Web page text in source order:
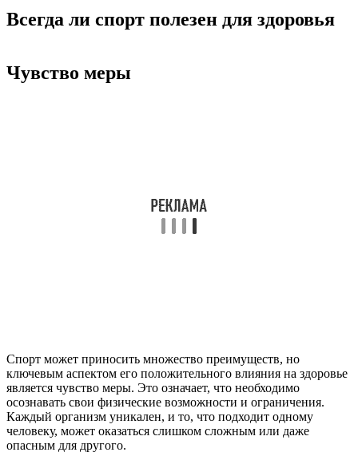
Всегда ли спорт полезен для здоровья
Чувство меры
Спорт может приносить множество преимуществ, но
ключевым аспектом его положительного влияния на здоровье
является чувство меры. Это означает, что необходимо
осознавать свои физические возможности и ограничения.
Каждый организм уникален, и то, что подходит одному
человеку, может оказаться слишком сложным или даже
опасным для другого.